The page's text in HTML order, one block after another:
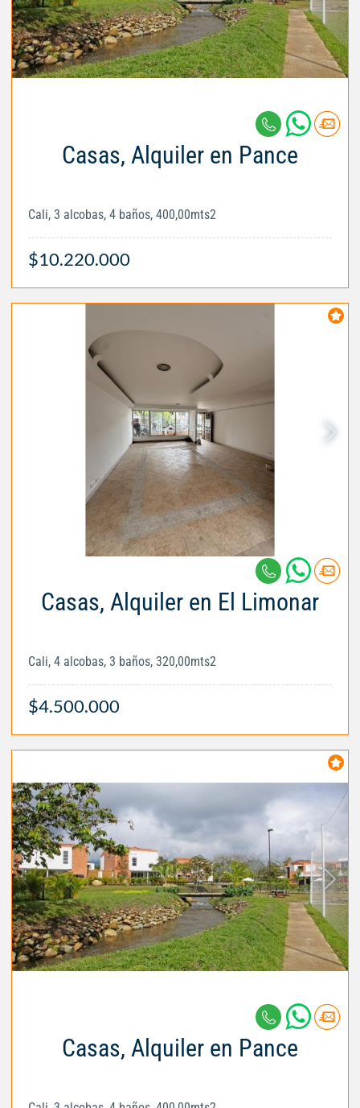
Casas, Alquiler en Pance
Cali, 3 alcobas, 4 baños, 400,00mts2
$10.220.000
Casas, Alquiler en El Limonar
Cali, 4 alcobas, 3 baños, 320,00mts2
$4.500.000
Casas, Alquiler en Pance